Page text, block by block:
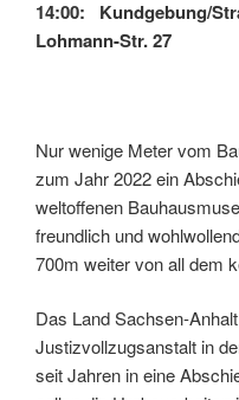
14:00: Kundgebung/
Lohmann-Str. 27
Nur wenige Meter vom
zum Jahr 2022 ein
weltoffenen
freundlich und
700m weiter von all dem
Das Land Sachsen-
Justizvollzugsanstalt in
seit Jahren in eine